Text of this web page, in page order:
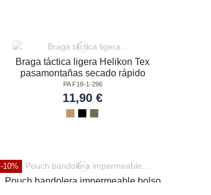
Braga táctica ligera Helikon Tex
pasamontañas secado rápido
PA F18-1-296
11,90 €
-10%
Pouch bandolera impermeable bolso